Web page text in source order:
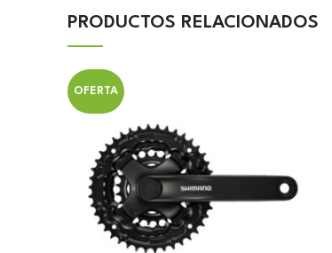
PRODUCTOS RELACIONADOS
OFERTA